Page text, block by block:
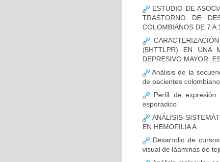
ESTUDIO DE
TRASTORNO DE
COLOMBIANOS DE 7 A
(5HTTLPR) EN UNA
DEPRESIVO MAYOR:
Análisis de la
de pacientes
Perfil de expresión
esporádico
ANÁLISIS
EN HEMOFILIA A.
Desarrollo de
visual de láaminas de